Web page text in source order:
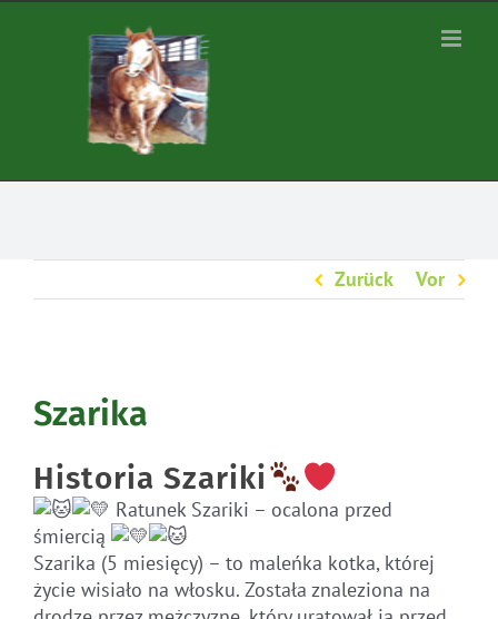
Zurück Vor
Szarika
Historia Szariki
Ratunek Szariki – ocalona przed
śmiercią
Szarika (5 miesięcy) – to maleńka kotka, której
życie wisiało na włosku. Została znaleziona na